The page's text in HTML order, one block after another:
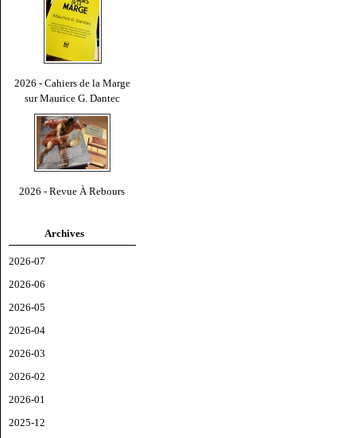
2026 - Cahiers de la Marge
sur Maurice G. Dantec
2026 - Revue À Rebours
Archives
2026-07
2026-06
2026-05
2026-04
2026-03
2026-02
2026-01
2025-12